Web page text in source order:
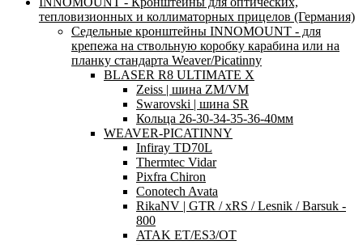
тепловизионных и коллиматорных прицелов (Германия)
Седельные кронштейны INNOMOUNT - для
крепежа на ствольную коробку карабина или на
планку стандарта Weaver/Picatinny
BLASER R8 ULTIMATE X
Zeiss | шина ZM/VM
Swarovski | шина SR
Кольца 26-30-34-35-36-40мм
WEAVER-PICATINNY
Infiray TD70L
Thermtec Vidar
Pixfra Chiron
Conotech Avata
RikaNV | GTR / xRS / Lesnik / Barsuk -
800
ATAK ET/ES3/OT